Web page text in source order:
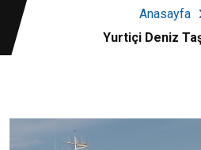
Anasayfa
Yurtiçi Deniz